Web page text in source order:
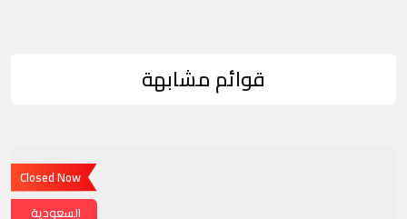
قوائم مشابهة
Closed Now
السعودية